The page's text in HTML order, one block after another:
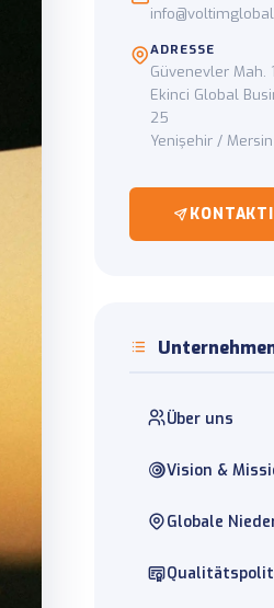
ADRESSE
Güvenevler Mah.
Ekinci Global
25
Yenişehir / Mersin
Über uns
Vision &
Globale